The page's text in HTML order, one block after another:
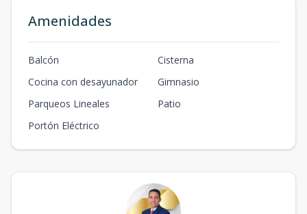
Amenidades
Balcón
Cisterna
Cocina con desayunador
Gimnasio
Parqueos Lineales
Patio
Portón Eléctrico